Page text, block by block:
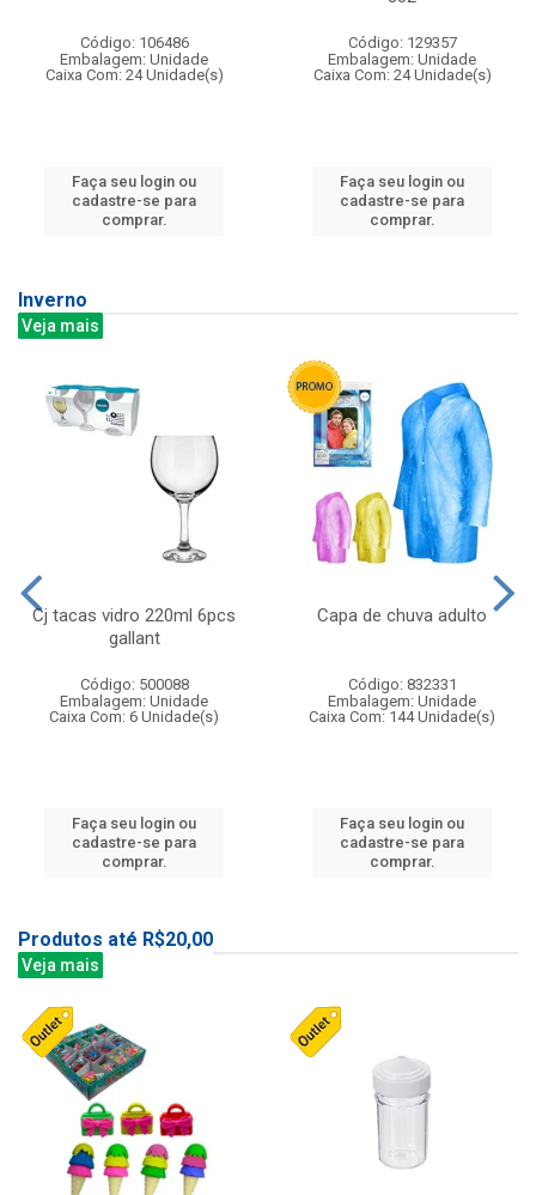
Código: 106486
Embalagem: Unidade
Caixa Com: 24 Unidade(s)
Faça seu login ou
cadastre-se para
comprar.
Código: 129357
Embalagem: Unidade
Caixa Com: 24 Unidade(s)
Faça seu login ou
cadastre-se para
comprar.
Inverno
Veja mais
Cj tacas vidro 220ml 6pcs
gallant
Código: 500088
Embalagem: Unidade
Caixa Com: 6 Unidade(s)
Faça seu login ou
cadastre-se para
comprar.
Capa de chuva adulto
Código: 832331
Embalagem: Unidade
Caixa Com: 144 Unidade(s)
Faça seu login ou
cadastre-se para
comprar.
Produtos até R$20,00
Veja mais